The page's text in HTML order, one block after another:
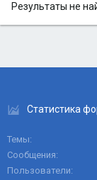
Результаты не
Статистика
Темы
Сообщения
Пользователи